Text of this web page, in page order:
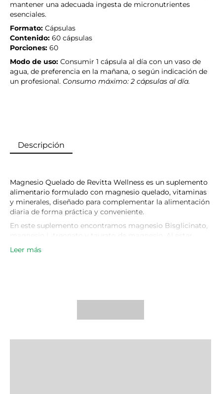
mantener una adecuada ingesta de micronutrientes
esenciales.
Formato: Cápsulas
Contenido: 60 cápsulas
Porciones: 60
Modo de uso: Consumir 1 cápsula al día con un vaso de
agua, de preferencia en la mañana, o según indicación de
un profesional. Consumo máximo: 2 cápsulas al día.
Descripción
Magnesio Quelado de Revitta Wellness es un suplemento
alimentario formulado con magnesio quelado, vitaminas
y minerales, diseñado para complementar la alimentación
diaria de forma práctica y conveniente.
En este suplemento encontramos magnesio Bisglicinato,
presente en un formato quelado, significa que mejoramos
nutrición equilibrada. Gracias a su presentación en
magnesio y otros micronutrientes a la rutina diaria. Ideal
¿Por qué elegir Magnesio Quelado?
Leer más